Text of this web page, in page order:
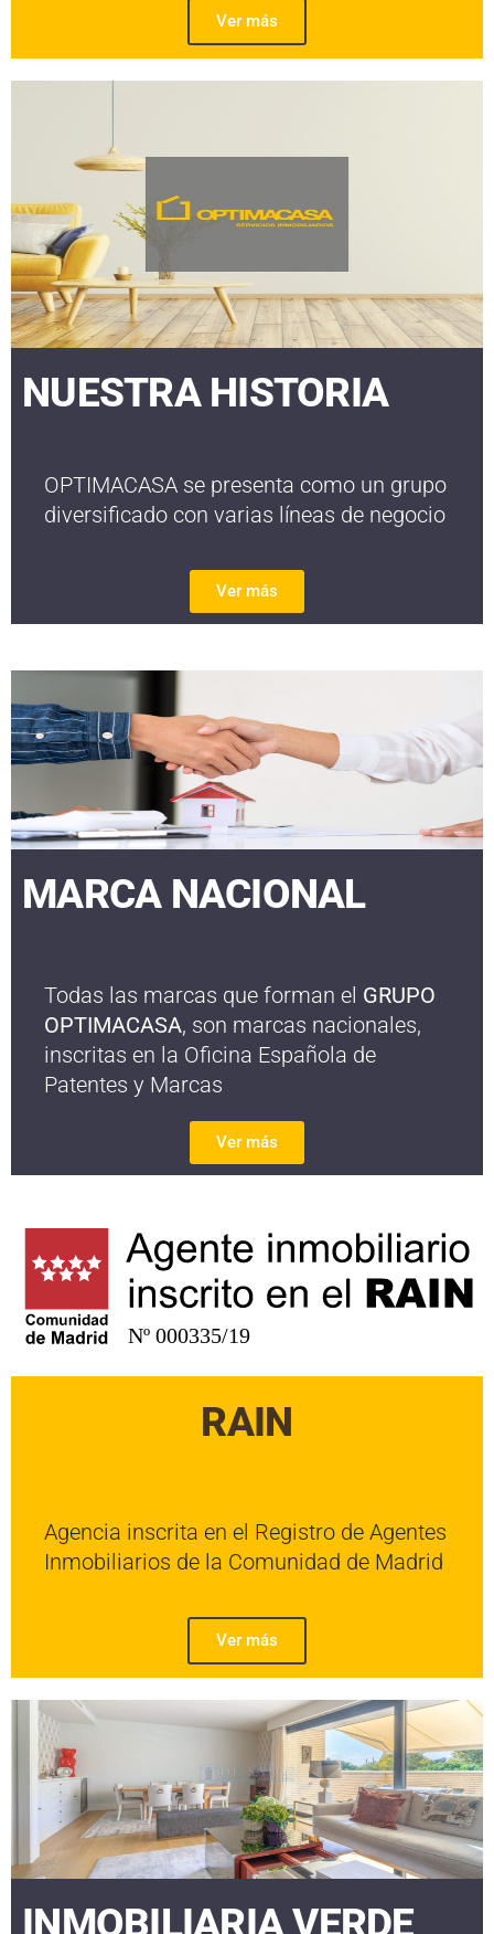
Ver más
NUESTRA HISTORIA
OPTIMACASA se presenta como un grupo
diversificado con varias líneas de negocio
Ver más
MARCA NACIONAL
Todas las marcas que forman el GRUPO
OPTIMACASA, son marcas nacionales,
inscritas en la Oficina Española de
Patentes y Marcas
Ver más
RAIN
Agencia inscrita en el Registro de Agentes
Inmobiliarios de la Comunidad de Madrid
Ver más
INMOBILIARIA VERDE